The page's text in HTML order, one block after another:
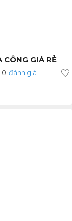
CÔNG GIÁ RẺ
0 đánh giá